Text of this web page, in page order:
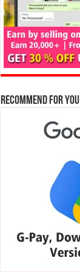
Recommend for You